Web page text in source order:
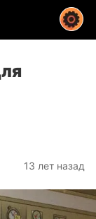
13 лет назад